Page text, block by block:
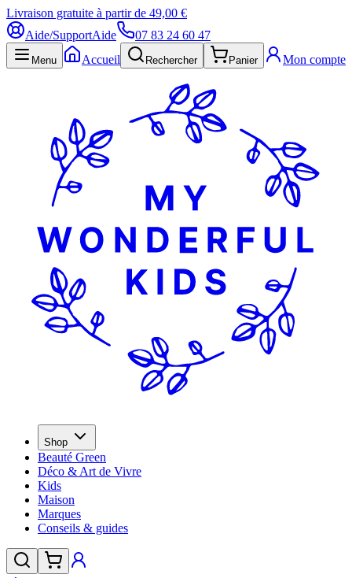
Livraison gratuite à partir de 49,00 €
Aide/SupportAide 07 83 24 60 47
Menu Accueil Rechercher Panier Mon compte
Shop
Beauté Green
Déco & Art de Vivre
Kids
Maison
Marques
Conseils & guides